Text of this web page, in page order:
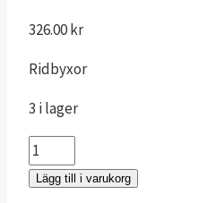
326.00kr
Ridbyxor
3 i lager
Karlslund
Máni
Lägg till i varukorg